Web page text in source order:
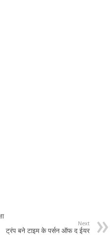
Next
ट्रंप बने टाइम के पर्सन ऑफ द ईयर